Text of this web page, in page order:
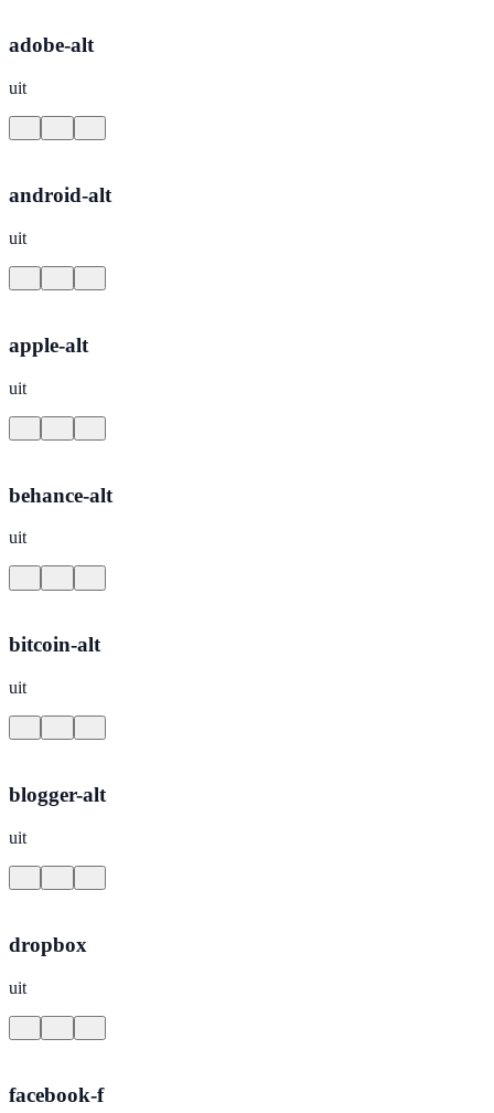
adobe-alt
uit
android-alt
uit
apple-alt
uit
behance-alt
uit
bitcoin-alt
uit
blogger-alt
uit
dropbox
uit
facebook-f